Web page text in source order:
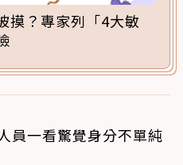
摸？專家列「4大敏
員一看驚覺身分不單純